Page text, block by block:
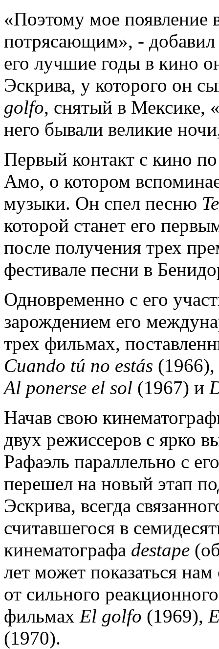
«Поэтому мое появление
потрясающим», - добавил
его лучшие годы в кино
Эскрива, у которого он
golfo, снятый в Мексике,
него бывали великие
Первый контакт с кино
Амо, о котором
музыки. Он спел песню
которой станет его
после получения трех
фестивале песни в
Одновременно с его
зарождением его
трех фильмах,
Cuando tú no estás (1966),
Al ponerse el sol (1967) и
Начав свою
двух режиссеров с ярко
Рафаэль параллельно с
перешел на новый этап
Эскрива, всегда
считавшегося в
кинематографа destape
лет может показаться
от сильного
фильмах El golfo (1969),
(1970).